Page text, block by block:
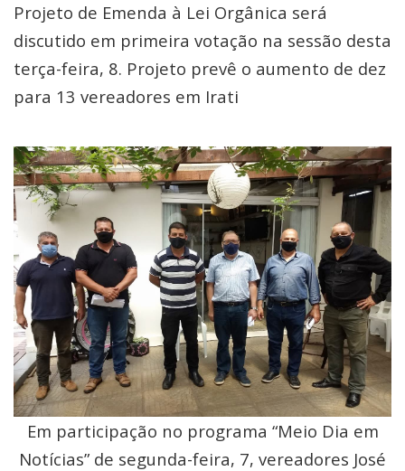
Projeto de Emenda à Lei Orgânica será
discutido em primeira votação na sessão desta
terça-feira, 8. Projeto prevê o aumento de dez
para 13 vereadores em Irati
Em participação no programa “Meio Dia em
Notícias” de segunda-feira, 7, vereadores José